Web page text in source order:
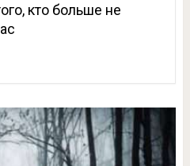
кто больше не